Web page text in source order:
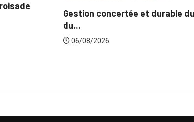
Gestion concertée et durable du Bassin
06/08/2026